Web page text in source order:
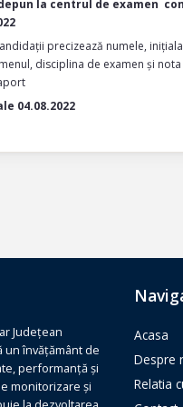
la centrul de examen
precizează numele,
disciplina de examen și
04.08.2022
Județean
un învățământ de
performanță și
monitorizare și
Acasa
Despre
Relatia